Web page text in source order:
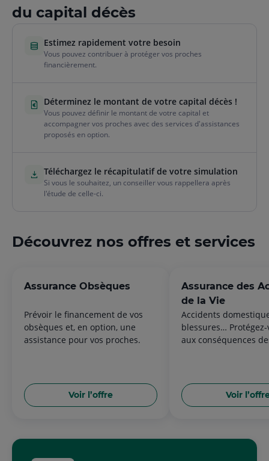
du capital décès
Estimez rapidement votre besoin
Vous pouvez contribuer à protéger vos proches
financièrement.
Déterminez le montant de votre capital décès !
Vous pouvez définir le montant de votre capital et
accompagner vos proches avec des services d'assistances
proposés en option.
Téléchargez le récapitulatif de votre simulation
Si vous le souhaitez, un conseiller vous rappellera après
l'étude de celle-ci.
Découvrez nos offres et services
Assurance Obsèques
Prévoir le financement de vos
obsèques et, en option, une
assistance pour vos proches.
Voir l’offre
Assurance des
de la Vie
Accidents
blessures…
aux conséquences
Agricole.
Voir